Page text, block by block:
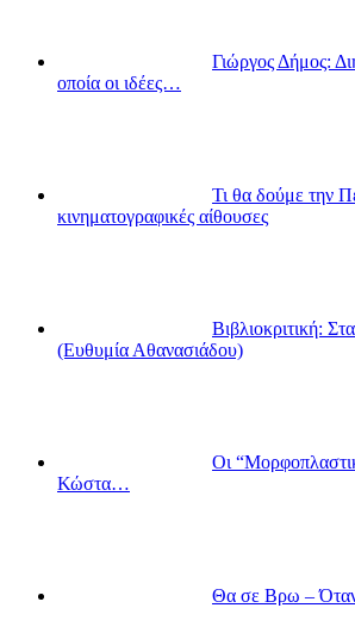
Γιώργος Δήμος:
οποία οι ιδέες…
Τι θα δούμε την
κινηματογραφικές αίθουσες
Βιβλιοκριτική:
(Ευθυμία Αθανασιάδου)
Οι
Κώστα…
Θα σε Βρω – Όταν